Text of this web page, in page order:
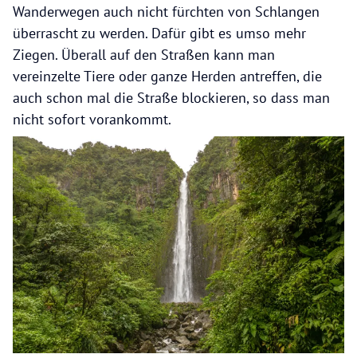
Wanderwegen auch nicht fürchten von Schlangen
überrascht zu werden. Dafür gibt es umso mehr
Ziegen. Überall auf den Straßen kann man
vereinzelte Tiere oder ganze Herden antreffen, die
auch schon mal die Straße blockieren, so dass man
nicht sofort vorankommt.